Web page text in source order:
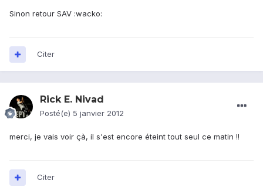
Sinon retour SAV :wacko:
Citer
Rick E. Nivad
Posté(e) 5 janvier 2012
merci, je vais voir çà, il s'est encore éteint tout seul ce matin !!
Citer